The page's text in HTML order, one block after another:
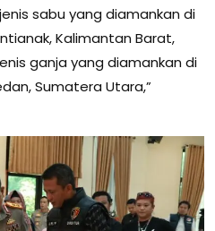
sabu yang diamankan di
Kalimantan Barat,
ganja yang diamankan di
Sumatera Utara,”